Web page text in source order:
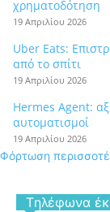
χρηματοδότηση
19 Απριλίου 2026
Uber Eats:
από το σπίτι
19 Απριλίου 2026
Hermes Agent:
αυτοματισμοί
19 Απριλίου 2026
Φόρτωση
Tηλέφωνα